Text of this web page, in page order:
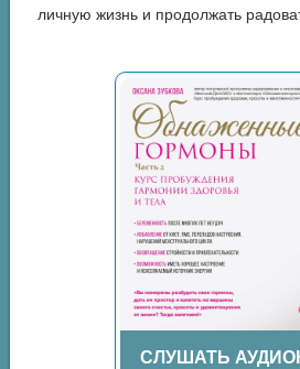
личную жизнь и продолжать
СЛУШАТЬ